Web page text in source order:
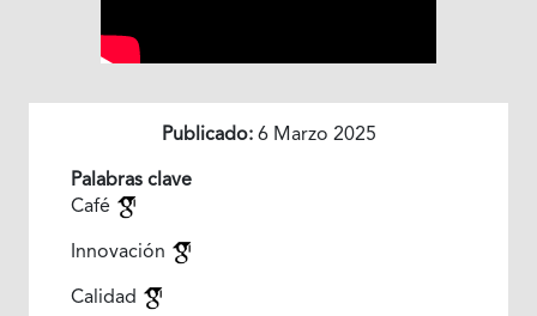
Publicado:6 Marzo 2025
Palabras clave
Café
Innovación
Calidad